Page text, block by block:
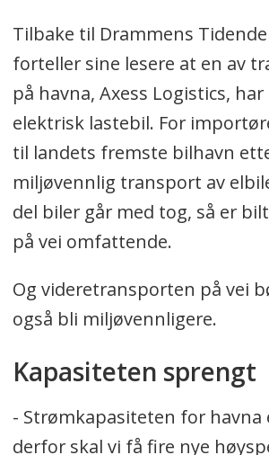
Tilbake til Drammens Tidende
forteller sine lesere at en av
på havna, Axess Logistics,
elektrisk lastebil. For
til landets fremste bilhavn
miljøvennlig transport av
del biler går med tog, så er
på vei omfattende.
Og videretransporten på vei
også bli miljøvennligere.
Kapasiteten sprengt
- Strømkapasiteten for havna
derfor skal vi få fire nye